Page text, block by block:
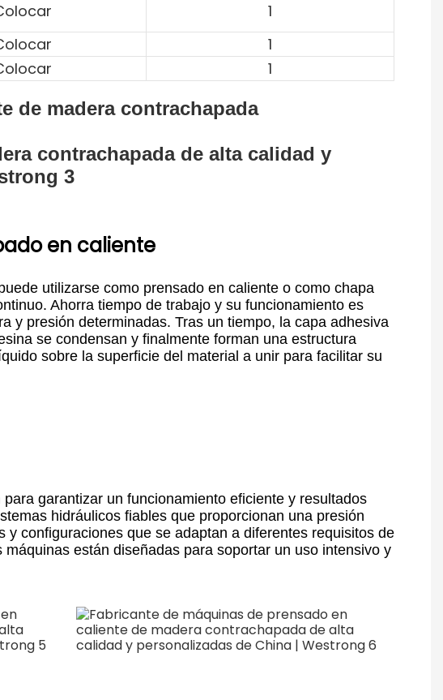
1
1
1
de madera contrachapada
en caliente
utilizarse como prensado en caliente o como chapa
Ahorra tiempo de trabajo y su funcionamiento es
y presión determinadas. Tras un tiempo, la capa adhesiva
se condensan y finalmente forman una estructura
sobre la superficie del material a unir para facilitar su
garantizar un funcionamiento eficiente y resultados
hidráulicos fiables que proporcionan una presión
configuraciones que se adaptan a diferentes requisitos de
están diseñadas para soportar un uso intensivo y